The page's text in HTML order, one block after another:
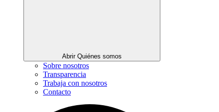
Abrir Quiénes somos
Sobre nosotros
Transparencia
Trabaja con nosotros
Contacto